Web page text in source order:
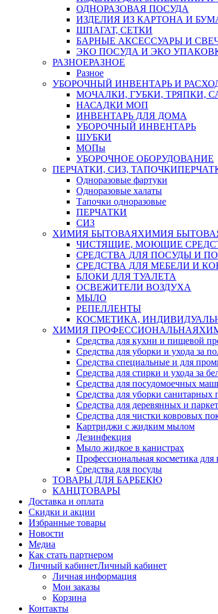
ОДНОРАЗОВАЯ ПОСУДА
ИЗДЕЛИЯ ИЗ КАРТОНА И
ШПАГАТ, СЕТКИ
БАРНЫЕ АКСЕССУАРЫ И
ЭКО ПОСУДА И ЭКО
РАЗНОЕРАЗНОЕ
Разное
УБОРОЧНЫЙ ИНВЕНТАРЬ И
МОЧАЛКИ, ГУБКИ, ТРЯПКИ,
НАСАДКИ МОП
ИНВЕНТАРЬ ДЛЯ ДОМА
УБОРОЧНЫЙ ИНВЕНТАРЬ
ШУБКИ
МОПы
УБОРОЧНОЕ ОБОРУДОВАНИЕ
ПЕРЧАТКИ, СИЗ, ТАПОЧКИ
Одноразовые фартуки
Одноразовые халаты
Тапочки одноразовые
ПЕРЧАТКИ
СИЗ
ХИМИЯ БЫТОВАЯХИМИЯ
ЧИСТЯЩИЕ, МОЮЩИЕ
СРЕДСТВА ДЛЯ ПОСУДЫ И
СРЕДСТВА ДЛЯ МЕБЕЛИ И
БЛОКИ ДЛЯ ТУАЛЕТА
ОСВЕЖИТЕЛИ ВОЗДУХА
МЫЛО
РЕПЕЛЛЕНТЫ
КОСМЕТИКА,
ХИМИЯ ПРОФЕССИОНАЛЬНАЯ
Средства для кухни и пищевой
Средства для уборки и ухода за
Средства специальные и для
Средства для стирки и ухода за
Средства для посудомоечных
Средства для уборки
Средства для деревянных и
Средства для чистки ковровых
Картриджи с жидким мылом
Дезинфекция
Мыло жидкое в канистрах
Профессиональная косметика для
Средства для посуды
ТОВАРЫ ДЛЯ БАРБЕКЮ
КАНЦТОВАРЫ
Доставка и оплата
Скидки и акции
Избранные товары
Новости
Медиа
Как стать партнером
Личный кабинетЛичный кабинет
Личная информация
Мои заказы
Корзина
Контакты